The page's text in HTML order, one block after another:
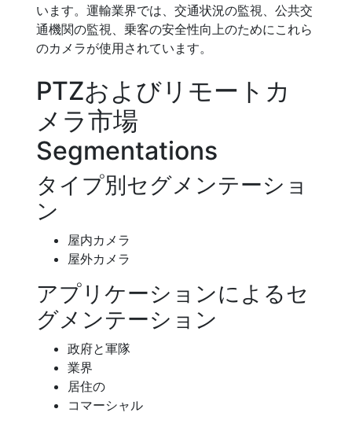
います。運輸業界では、交通状況の監視、公共交
通機関の監視、乗客の安全性向上のためにこれら
のカメラが使用されています。
PTZおよびリモートカ
メラ市場
Segmentations
タイプ別セグメンテーショ
ン
屋内カメラ
屋外カメラ
アプリケーションによるセ
グメンテーション
政府と軍隊
業界
居住の
コマーシャル